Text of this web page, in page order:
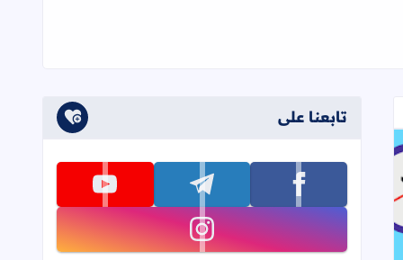
تابعنا على
تابعنا على facebook تابعنا على telegram تابعنا على youtube
تابعنا على instagram